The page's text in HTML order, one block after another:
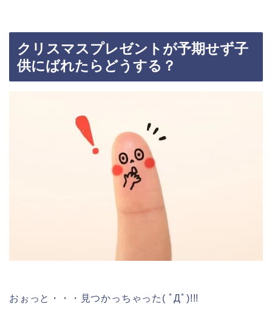
クリスマスプレゼントが予期せず子
供にばれたらどうする？
おぉっと・・・見つかっちゃった( ﾟДﾟ)!!!